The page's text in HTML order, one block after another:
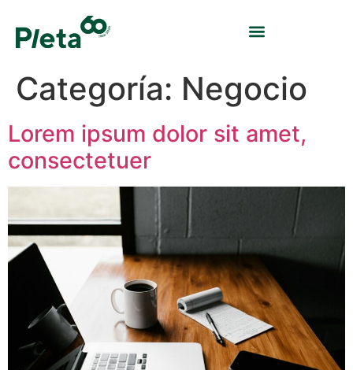
Categoría: Negocio
Lorem ipsum dolor sit amet,
consectetuer